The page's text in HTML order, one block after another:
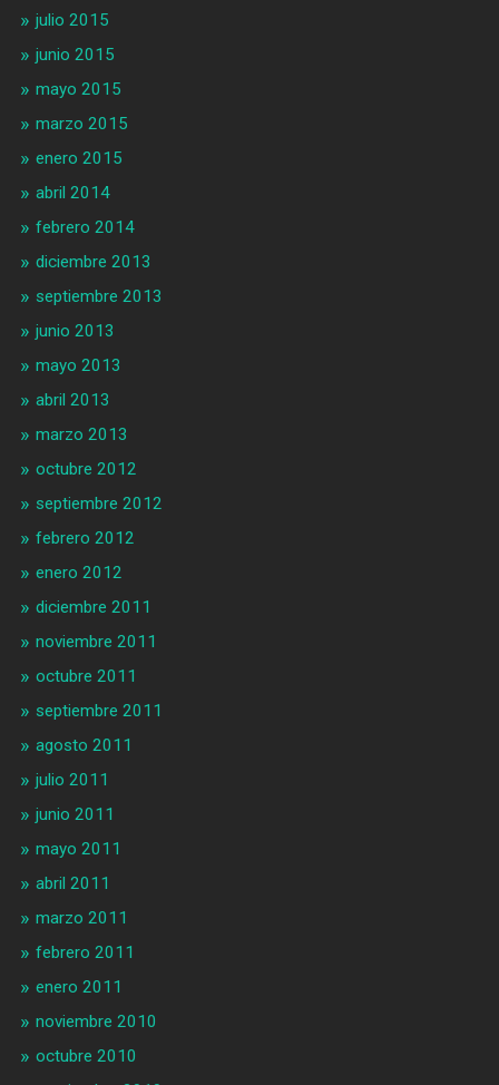
julio 2015
junio 2015
mayo 2015
marzo 2015
enero 2015
abril 2014
febrero 2014
diciembre 2013
septiembre 2013
junio 2013
mayo 2013
abril 2013
marzo 2013
octubre 2012
septiembre 2012
febrero 2012
enero 2012
diciembre 2011
noviembre 2011
octubre 2011
septiembre 2011
agosto 2011
julio 2011
junio 2011
mayo 2011
abril 2011
marzo 2011
febrero 2011
enero 2011
noviembre 2010
octubre 2010